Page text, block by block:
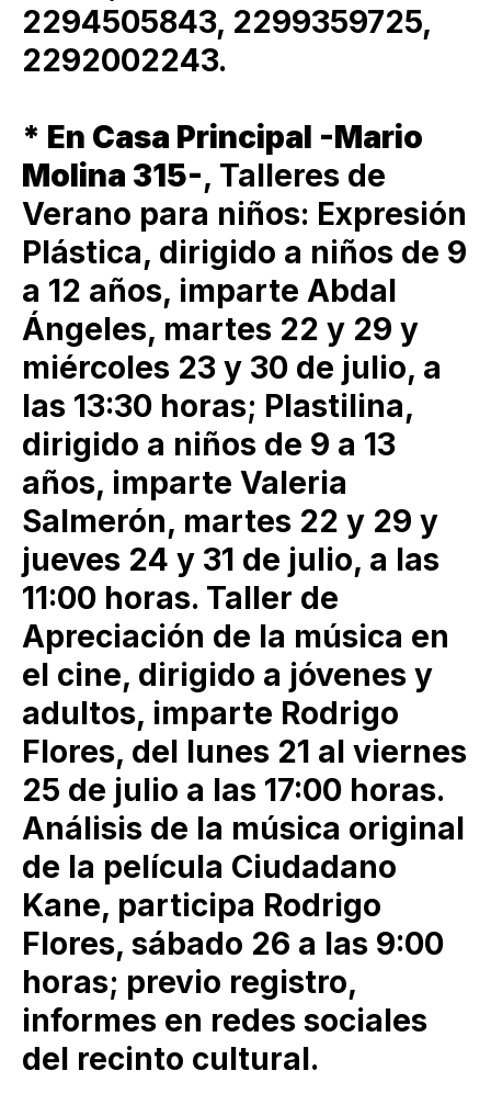
2294505843, 2299359725,
2292002243.
* En Casa Principal -Mario
Molina 315-, Talleres de
Verano para niños: Expresión
Plástica, dirigido a niños de 9
a 12 años, imparte Abdal
Ángeles, martes 22 y 29 y
miércoles 23 y 30 de julio, a
las 13:30 horas; Plastilina,
dirigido a niños de 9 a 13
años, imparte Valeria
Salmerón, martes 22 y 29 y
jueves 24 y 31 de julio, a las
11:00 horas. Taller de
Apreciación de la música en
el cine, dirigido a jóvenes y
adultos, imparte Rodrigo
Flores, del lunes 21 al viernes
25 de julio a las 17:00 horas.
Análisis de la música original
de la película Ciudadano
Kane, participa Rodrigo
Flores, sábado 26 a las 9:00
horas; previo registro,
informes en redes sociales
del recinto cultural.